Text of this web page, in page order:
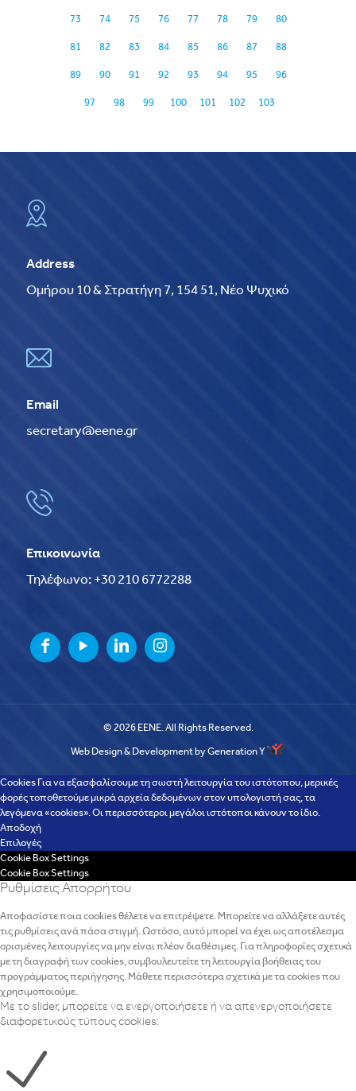
73 74 75 76 77 78 79 80
81 82 83 84 85 86 87 88
89 90 91 92 93 94 95 96
97 98 99 100 101 102 103
Address
Ομήρου 10 & Στρατήγη 7, 154 51, Νέο Ψυχικό
Email
secretary@eene.gr
Επικοινωνία
Τηλέφωνο: +30 210 6772288
© 2026 EENE. All Rights Reserved.
Web Design & Development by Generation Y
Cookies Για να εξασφαλίσουμε τη σωστή λειτουργία του ιστότοπου, μερικές
φορές τοποθετούμε μικρά αρχεία δεδομένων στον υπολογιστή σας, τα
λεγόμενα «cookies». Οι περισσότεροι μεγάλοι ιστότοποι κάνουν το ίδιο.
Αποδοχή
Επιλογές
Cookie Box Settings
Cookie Box Settings
Ρυθμίσεις Απορρήτου
Αποφασίστε ποια cookies θέλετε να επιτρέψετε. Μπορείτε να αλλάξετε αυτές
τις ρυθμίσεις ανά πάσα στιγμή. Ωστόσο, αυτό μπορεί να έχει ως αποτέλεσμα
ορισμένες λειτουργίες να μην είναι πλέον διαθέσιμες. Για πληροφορίες σχετικά
με τη διαγραφή των cookies, συμβουλευτείτε τη λειτουργία βοήθειας του
προγράμματος περιήγησης. Μάθετε περισσότερα σχετικά με τα cookies που
χρησιμοποιούμε.
Με το slider, μπορείτε να ενεργοποιήσετε ή να απενεργοποιήσετε
διαφορετικούς τύπους cookies: